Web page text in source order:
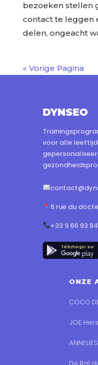
bezoeken stellen
contact te leggen
delen, ongeacht
« Vorige Pagina
DYNSEO
voor alle
6 rue du
+33 9 66 93
ONZE
COCO
JOE